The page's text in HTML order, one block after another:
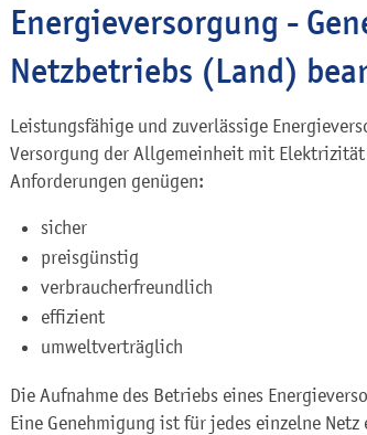
Energieversorgung -
Netzbetriebs (Land)
Leistungsfähige und zuverlässige
Versorgung der Allgemeinheit mit
Anforderungen genügen:
sicher
preisgünstig
verbraucherfreundlich
effizient
umweltverträglich
Die Aufnahme des Betriebs eines
Eine Genehmigung ist für jedes einzelne